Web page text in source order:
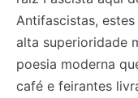
Antifascistas,
alta superioridade
poesia moderna
café e feirantes